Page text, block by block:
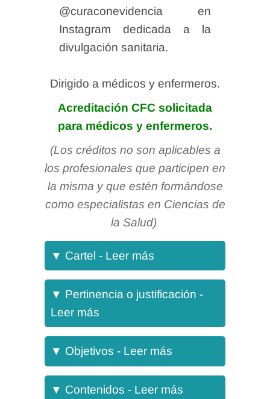
@curaconevidencia en
Instagram dedicada a la
divulgación sanitaria.
Dirigido a médicos y enfermeros.
Acreditación CFC solicitada
para médicos y enfermeros.
(Los créditos no son aplicables a
los profesionales que participen en
la misma y que estén formándose
como especialistas en Ciencias de
la Salud)
▼ Cartel - Leer más
Los microinjertos autólogos en
sello (MAS) son injertos cutáneos
de espesor parcial finos
(fragmentos dermo-epidérmicos)
que se obtienen sin profundizar
más allá de la dermis papilar, tras
▼ Pertinencia o justificación -
Leer más
Objetivo General:
Adquirir los conocimientos y
habilidades necesarias para
▼ Objetivos - Leer más
Programa formativo:
▼ Contenidos - Leer más